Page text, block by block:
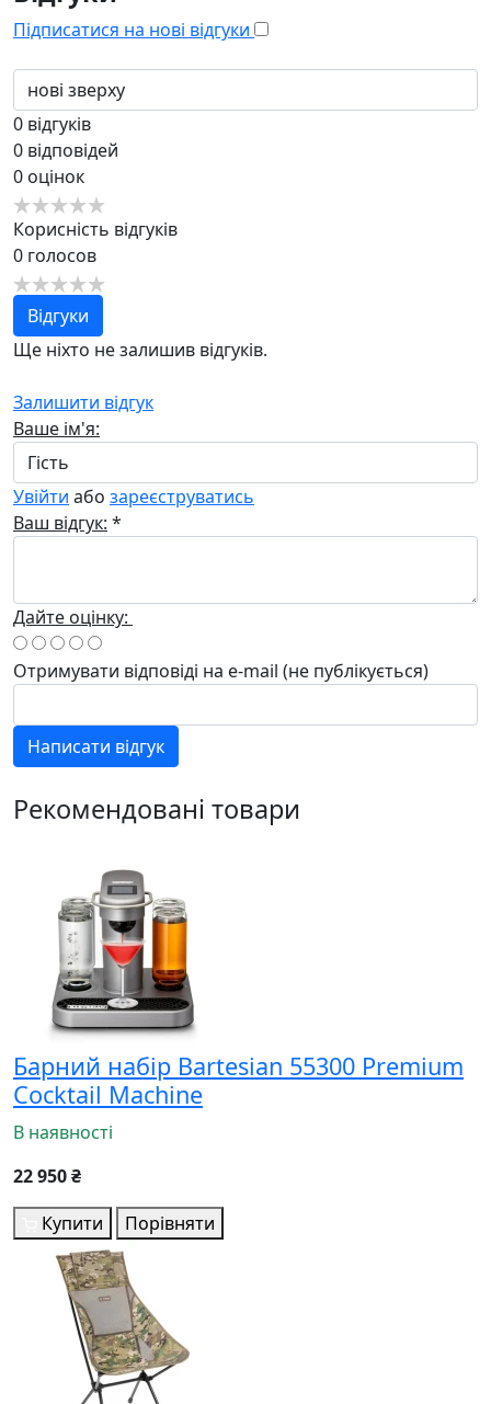
Підписатися на нові відгуки
0 відгуків
0 відповідей
0 оцінок
Корисність відгуків
0 голосов
Відгуки
Ще ніхто не залишив відгуків.
Залишити відгук
Ваше ім'я:
Увійти або зареєструватись
Ваш відгук: *
Дайте оцінку:
Отримувати відповіді на e-mail (не публікується)
Написати відгук
Рекомендовані товари
Барний набір Bartesian 55300 Premium
Cocktail Machine
В наявності
22 950 ₴
Купити
Порівняти